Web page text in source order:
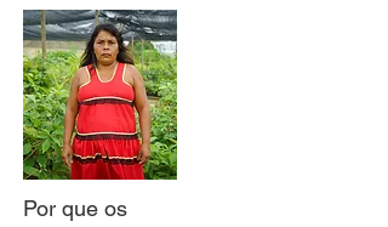
Por que os